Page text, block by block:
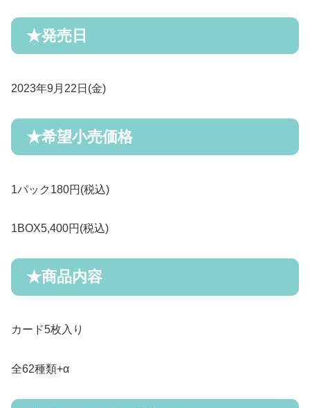
★発売日
2023年9月22日(金)
★希望小売価格
1パック180円(税込)
1BOX5,400円(税込)
★商品内容
カード5枚入り
全62種類+α